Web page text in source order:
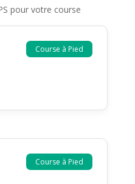
pour votre course
Course à Pied
Course à Pied